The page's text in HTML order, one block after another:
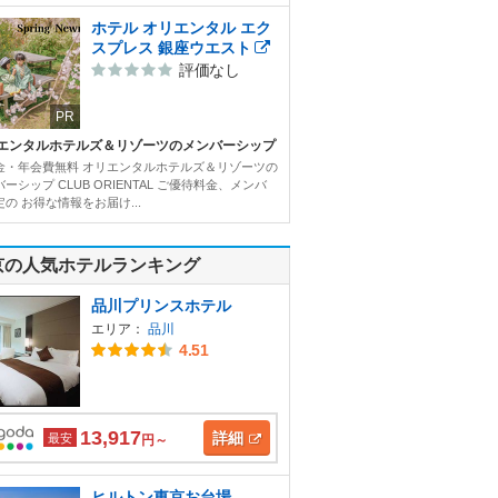
PR
ホテル オリエンタル エク
スプレス 銀座ウエスト
評価なし
ンタルホテルズ＆リゾーツのメンバーシップ
・年会費無料 オリエンタルホテルズ＆リゾーツの
ーシップ CLUB ORIENTAL ご優待料金、メンバ
の お得な情報をお届け...
の人気ホテルランキング
品川プリンスホテル
エリア： 品川
4.51
最安 13,917円～ 詳細